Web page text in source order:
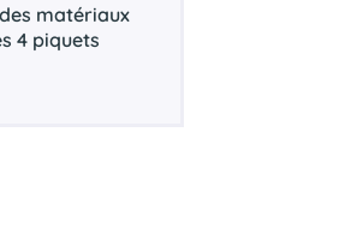
matériaux
4 piquets